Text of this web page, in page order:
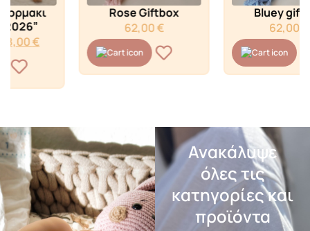
Rose Giftbox
Bluey giftbox
Ανακάλυψε
όλες τις
κατηγορίες και
προϊόντα